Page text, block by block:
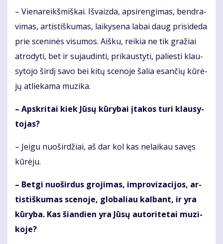
– Vie­na­reikš­miš­kai. Iš­vaiz­da, ap­si­ren­gi­mas, ben­dra­
vi­mas, ar­tis­tiš­ku­mas, lai­ky­se­na la­bai daug pri­si­de­da
prie sce­ni­nės vi­su­mos. Aiš­ku, rei­kia ne tik gra­žiai
at­ro­dy­ti, bet ir su­jau­din­ti, pri­kaus­ty­ti, pa­lies­ti klau­
sy­to­jo šir­dį sa­vo bei ki­tų sce­no­je ša­lia esan­čių kū­rė­
jų at­lie­ka­ma mu­zi­ka.
– Ap­skri­tai kiek Jū­sų kū­ry­bai įta­kos tu­ri klau­sy­
to­jas?
– Jei­gu nuo­šir­džiai, aš dar kol kas ne­lai­kau sa­vęs
kū­rė­ju.
– Bet­gi nuo­šir­dus gro­ji­mas, im­pro­vi­za­ci­jos, ar­
tis­tiš­ku­mas sce­no­je, glo­ba­liau kal­bant, ir yra
kū­ry­ba. Kas šian­dien yra Jū­sų au­to­ri­te­tai mu­zi­
ko­je?